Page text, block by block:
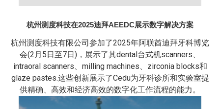
杭州测度科技在2025迪拜AEEDC展示数字解决方案
杭州测度科技有限公司参加了2025年阿联酋迪拜牙科博览
会(2月5日至7日)，展示了其‌dental台式机scanners‌、‌
intraoral scanners‌、‌milling machines‌、‌zirconia blocks‌和‌
glaze pastes‌.这些创新展示了Cedu为牙科诊所和实验室提
供精确、高效和经济高效的数字化工作流程的能力。